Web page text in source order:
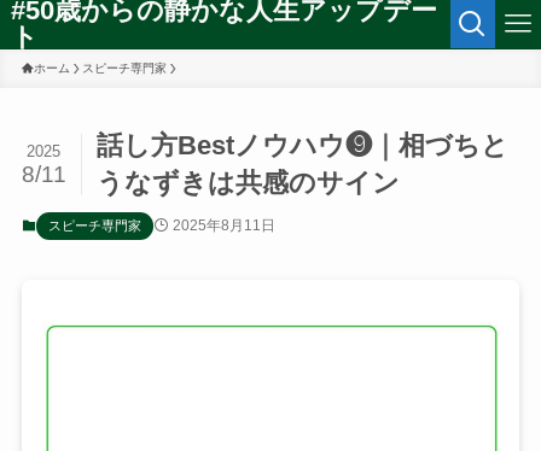
#50歳からの静かな人生アップデー
ト
ホーム スピーチ専門家
話し方Bestノウハウ❾｜相づちと
うなずきは共感のサイン
2025
8/11
スピーチ専門家 2025年8月11日